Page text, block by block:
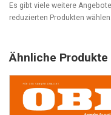
Es gibt viele weitere
reduzierten Produkten wählen.
Ähnliche